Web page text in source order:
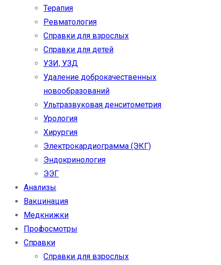
Терапия
Ревматология
Справки для взрослых
Справки для детей
УЗИ, УЗД
Удаление доброкачественных
новообразований
Ультразвуковая денситометрия
Урология
Хирургия
Электрокардиограмма (ЭКГ)
Эндокринология
ЭЭГ
Анализы
Вакцинация
Медкнижки
Профосмотры
Справки
Справки для взрослых